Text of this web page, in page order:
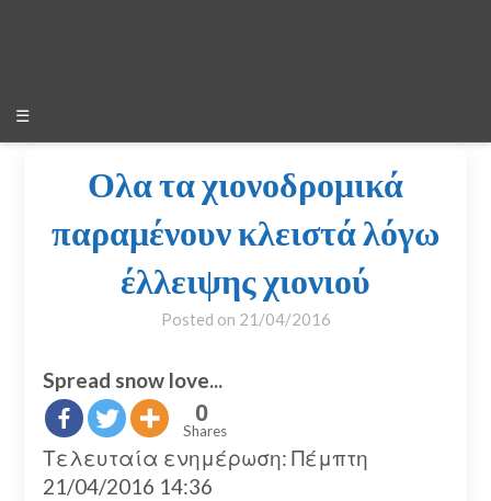
☰
Ολα τα χιονοδρομικά
παραμένουν κλειστά λόγω
έλλειψης χιονιού
Posted on 21/04/2016
Spread snow love...
0
Shares
Τελευταία ενημέρωση: Πέμπτη
21/04/2016 14:36